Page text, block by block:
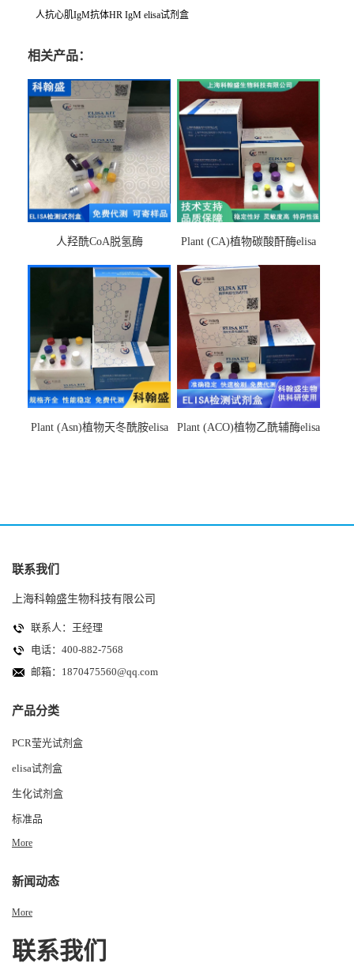
人抗心肌IgM抗体HR IgM elisa试剂盒
相关产品：
人羟酰CoA脱氢酶
Plant (CA)植物碳酸酐酶elisa
Plant (Asn)植物天冬酰胺elisa
Plant (ACO)植物乙酰辅酶elisa
联系我们
上海科翰盛生物科技有限公司
联系人：王经理
电话：400-882-7568
邮箱： 1870475560@qq.com
产品分类
PCR莹光试剂盒
elisa试剂盒
生化试剂盒
标准品
More
新闻动态
More
联系我们